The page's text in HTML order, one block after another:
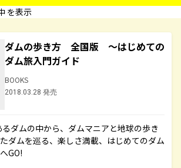
を表示
ダムの歩き方 全国版 ～はじめての
ダム旅入門ガイド
BOOKS
2018.03.28 発売
ダムの中から、ダムマニアと地球の歩き
ダムを巡る、楽しさ満載、はじめてのダム
GO!